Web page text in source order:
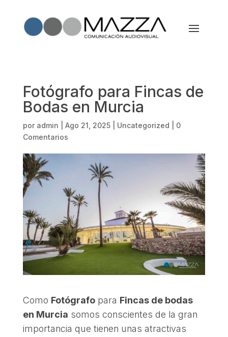
Fotógrafo para Fincas de
Bodas en Murcia
por admin Ago 21, 2025| Uncategorized
0
Comentarios
Como Fotógrafopara Fincas de bodas
en Murcia somos conscientes de la gran
importancia que tienen unas atractivas